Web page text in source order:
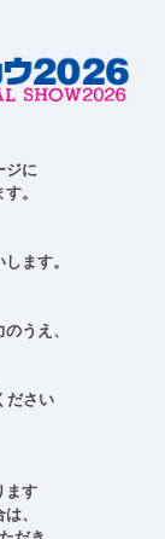
ジに
。
ます。
うえ、
ださい
ます
、